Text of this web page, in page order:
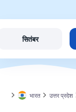
मेंरी लोकेशन
होम
सितंबर
भारत उत्तर प्रदेश